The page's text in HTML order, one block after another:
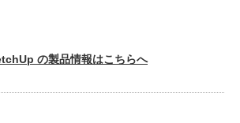
の製品情報はこちらへ